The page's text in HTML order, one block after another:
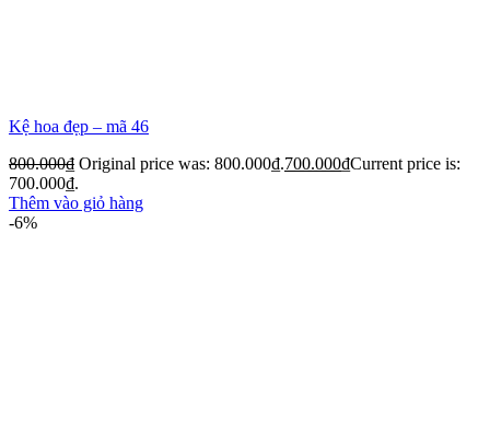
Kệ hoa đẹp – mã 46
800.000₫ Original price was: 800.000₫.700.000₫Current price is:
700.000₫.
Thêm vào giỏ hàng
-6%